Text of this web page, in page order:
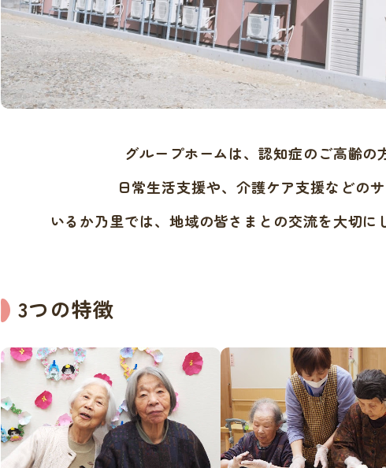
グループホームは、認知症のご高齢の
日常生活支援や、介護ケア支援などの
いるか乃里では、地域の皆さまとの交流を大切に
3つの特徴